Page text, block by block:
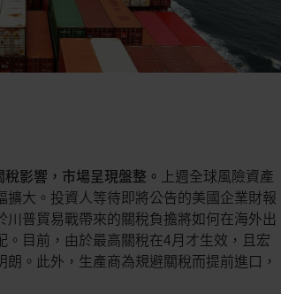
影響，市場呈現盤整。 上週全球風險資產
大。投資人等待即將公告的美國企業財報
普貿易戰帶來的關稅負擔將如何在海外出
目前，由於最高關稅在4月才生效，且宏
。此外，生產商為規避關稅而提前進口，